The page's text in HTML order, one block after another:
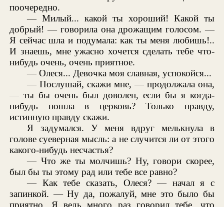
поочередно.
— Милый... какой ты хороший! Какой ты
добрый! — говорила она дрожащим голосом. —
Я сейчас шла и подумала: как ты меня любишь!..
И знаешь, мне ужасно хочется сделать тебе что-
нибудь очень, очень приятное.
— Олеся... Девочка моя славная, успокойся...
— Послушай, скажи мне, — продолжала она,
— ты бы очень был доволен, если бы я когда-
нибудь пошла в церковь? Только правду,
истинную правду скажи.
Я задумался. У меня вдруг мелькнула в
голове суеверная мысль: а не случится ли от этого
какого-нибудь несчастья?
— Что же ты молчишь? Ну, говори скорее,
был бы ты этому рад или тебе все равно?
— Как тебе сказать, Олеся? — начал я с
запинкой. — Ну да, пожалуй, мне это было бы
приятно. Я ведь много раз говорил тебе, что